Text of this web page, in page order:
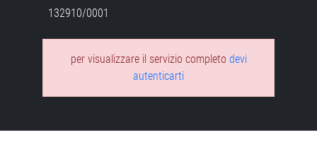
132910/0001
per visualizzare il servizio completo devi
autenticarti